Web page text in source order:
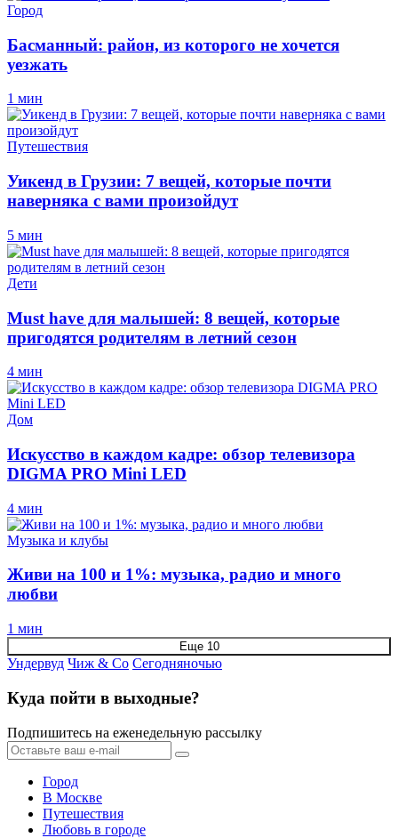
Город
Басманный: район, из которого не хочется
уезжать
1 мин
Путешествия
Уикенд в Грузии: 7 вещей, которые почти
наверняка с вами произойдут
5 мин
Дети
Must have для малышей: 8 вещей, которые
пригодятся родителям в летний сезон
4 мин
Дом
Искусство в каждом кадре: обзор телевизора
DIGMA PRO Mini LED
4 мин
Музыка и клубы
Живи на 100 и 1%: музыка, радио и много
любви
1 мин
Еще 10
Ундервуд Чиж & Co Сегодняночью
Куда пойти в выходные?
Подпишитесь на еженедельную рассылку
Город
В Москве
Путешествия
Любовь в городе